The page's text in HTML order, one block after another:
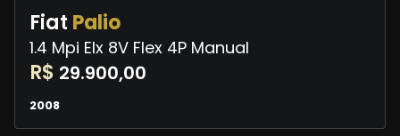
Fiat Palio
1.4 Mpi Elx 8V Flex 4P Manual
R$ 29.900,00
2008